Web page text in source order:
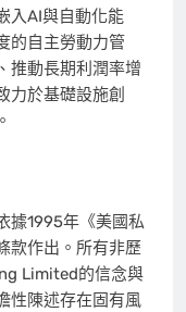
入AI與自動化能
的自主勞動力管
推動長期利潤率增
力於基礎設施創
據1995年《美國私
款作出。所有非歷
Limited的信念與
性陳述存在固有風